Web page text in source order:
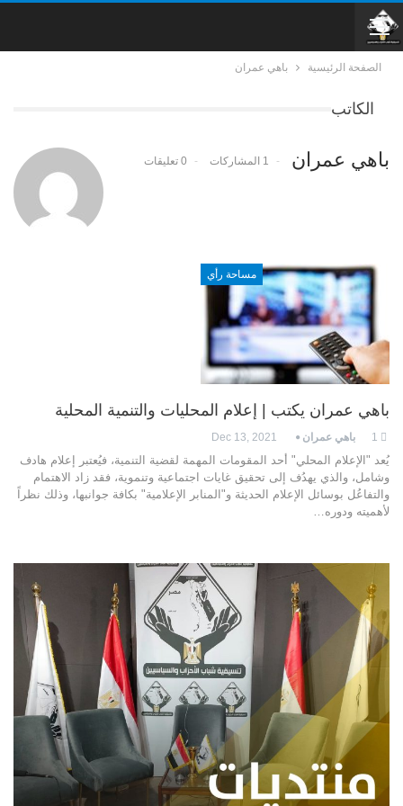
الصفحة الرئيسية باهي عمران
الكاتب
باهي عمران 1 المشاركات 0 تعليقات
مساحة رأي
باهي عمران يكتب | إعلام المحليات والتنمية المحلية
باهي عمران Dec 13, 2021
يُعد "الإعلام المحلي" أحد المقومات المهمة لقضية التنمية، فيُعتبر إعلام هادف
وشامل، والذي يهدُف إلى تحقيق غايات اجتماعية وتنموية، فقد زاد الاهتمام
والتفاعُل بوسائل الإعلام الحديثة و"المنابر الإعلامية" بكافة جوانبها، وذلك نظراً
لأهميته ودوره…